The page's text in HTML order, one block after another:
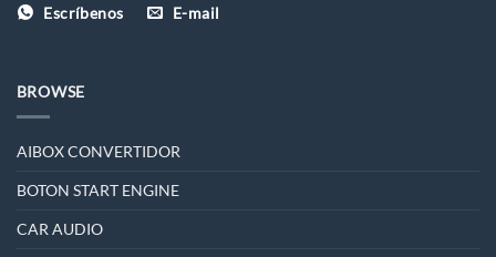
Escríbenos E-mail
BROWSE
AIBOX CONVERTIDOR
BOTON START ENGINE
CAR AUDIO